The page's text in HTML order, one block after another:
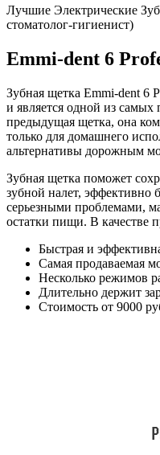
Лучшие Электрические
стоматолог-гигиенист)
Emmi-dent 6
Зубная щетка Emmi-dent 6
и является одной из
предыдущая щетка, она
только для домашнего
альтернативы дорожным
Зубная щетка поможет
зубной налет, эффективно
серьезными проблемами,
остатки пищи. В качестве
Быстрая и
Самая продаваемая
Несколько режимов
Длительно держит
Стоимость от 9000